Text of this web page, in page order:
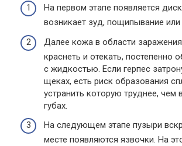
На первом этапе появляется
возникает зуд, пощипывание
Далее кожа в области
краснеть и отекать, постепенно
с жидкостью. Если герпес
щеках, есть риск образования
устранить которую труднее, чем
губах.
На следующем этапе пузыри
месте появляются язвочки. На